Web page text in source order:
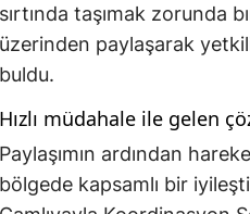
sırtında taşımak zorunda
üzerinden paylaşarak
buldu.
Hızlı müdahale ile gelen
Paylaşımın ardından
bölgede kapsamlı bir